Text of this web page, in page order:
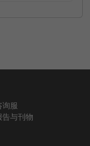
询服
告与刊物